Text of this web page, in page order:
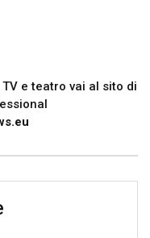
e teatro vai al sito di